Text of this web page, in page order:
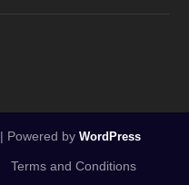
| Powered by WordPress
Terms and Conditions